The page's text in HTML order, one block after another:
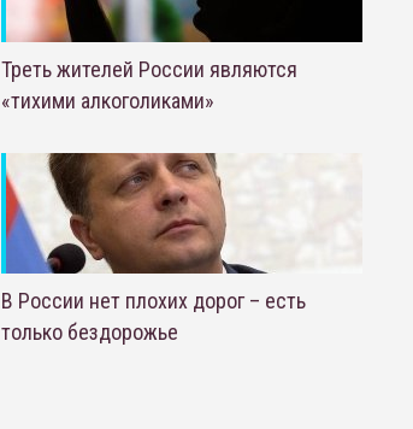
Треть жителей России являются
«тихими алкоголиками»
В России нет плохих дорог – есть
только бездорожье